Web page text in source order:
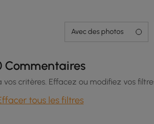
les télécommandes ou les
Avec des photos
Commentaires
critères. Effacez ou modifiez vos
tous les filtres